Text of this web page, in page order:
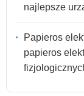
najlepsze
Papieros
papieros